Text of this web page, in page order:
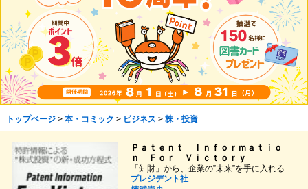
トップページ> 本・コミック > ビジネス > 株・投資
Ｐａｔｅｎｔ Ｉｎｆｏｒｍａｔｉｏ
ｎ Ｆｏｒ Ｖｉｃｔｏｒｙ
「知財」から、企業の”未来”を手に入れる
プレジデント社